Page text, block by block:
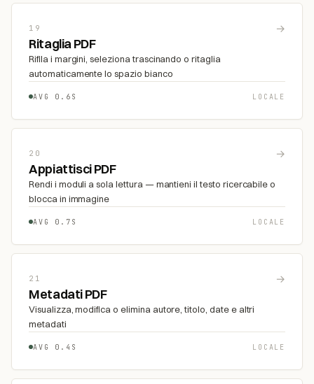
19 →
Ritaglia PDF
Rifila i margini, seleziona trascinando o ritaglia
automaticamente lo spazio bianco
AVG 0.6S LOCALE
20 →
Appiattisci PDF
Rendi i moduli a sola lettura — mantieni il testo ricercabile o
blocca in immagine
AVG 0.7S LOCALE
21 →
Metadati PDF
Visualizza, modifica o elimina autore, titolo, date e altri
metadati
AVG 0.4S LOCALE